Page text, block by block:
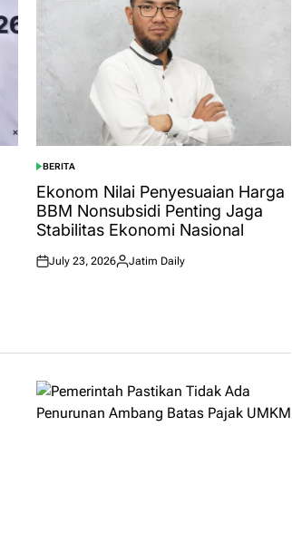
POSTED
IN
BERITA
Ekonom Nilai Penyesuaian Harga
BBM Nonsubsidi Penting Jaga
Stabilitas Ekonomi Nasional
Posted
July 23, 2026
Posted
Jatim Daily